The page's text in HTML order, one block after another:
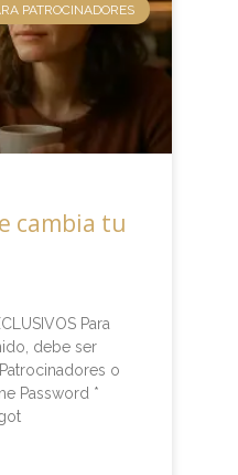
PATROCINADORES
cambia tu
Para
debe ser
o
Password *